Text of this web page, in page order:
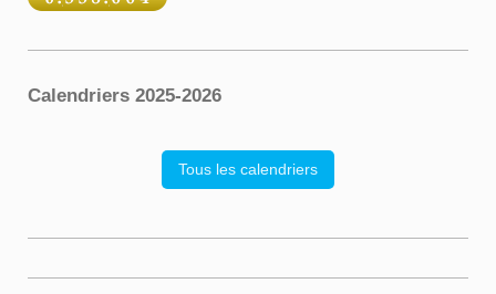
Calendriers 2025-2026
Tous les calendriers